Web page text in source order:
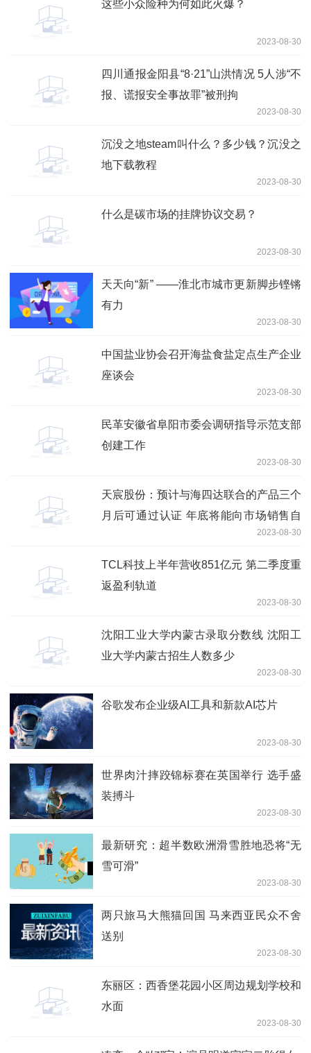
这些小众险种为何如此火爆？
2023-08-30
四川通报金阳县“8·21”山洪情况 5人涉“不
报、谎报安全事故罪”被刑拘
2023-08-30
沉没之地steam叫什么？多少钱？沉没之
地下载教程
2023-08-30
什么是碳市场的挂牌协议交易？
2023-08-30
天天向“新” ——淮北市城市更新脚步铿锵
有力
2023-08-30
中国盐业协会召开海盐食盐定点生产企业
座谈会
2023-08-30
民革安徽省阜阳市委会调研指导示范支部
创建工作
2023-08-30
天宸股份：预计与海四达联合的产品三个
月后可通过认证 年底将能向市场销售自
2023-08-30
TCL科技上半年营收851亿元 第二季度重
返盈利轨道
2023-08-30
沈阳工业大学内蒙古录取分数线 沈阳工
业大学内蒙古招生人数多少
2023-08-30
谷歌发布企业级AI工具和新款AI芯片
2023-08-30
世界肉汁摔跤锦标赛在英国举行 选手盛
装搏斗
2023-08-30
最新研究：超半数欧洲滑雪胜地恐将“无
雪可滑”
2023-08-30
两只旅马大熊猫回国 马来西亚民众不舍
送别
2023-08-30
东丽区：西香堡花园小区周边规划学校和
水面
2023-08-30